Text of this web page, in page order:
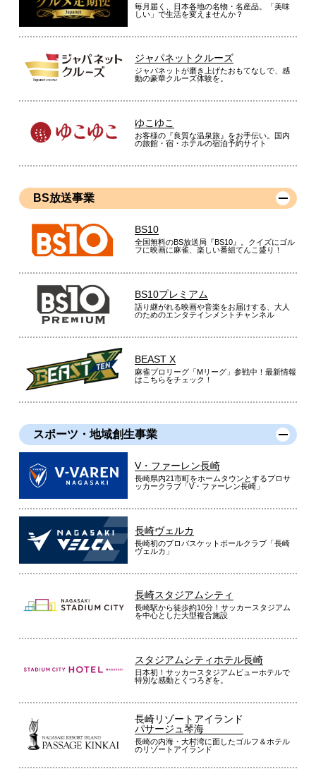
毎月届く、日本各地の名物・名産品。「美味
しい」で生活を変えませんか？
ジャパネットクルーズ
ジャパネットが磨き上げたおもてなしで、感
動の豪華クルーズ体験を。
ゆこゆこ
お客様の『良質な温泉旅』をお手伝い。国内
の旅館・宿・ホテルの宿泊予約サイト
BS放送事業
BS10
全国無料のBS放送局『BS10』。クイズにゴル
フに映画に麻雀、楽しい番組てんこ盛り！
BS10プレミアム
語り継がれる映画や音楽をお届けする、大人
のためのエンタテインメントチャンネル
BEAST X
麻雀プロリーグ「Mリーグ」参戦中！最新情報
はこちらをチェック！
スポーツ・地域創生事業
V・ファーレン長崎
長崎県内21市町をホームタウンとするプロサ
ッカークラブ「V・ファーレン長崎」
長崎ヴェルカ
長崎初のプロバスケットボールクラブ「長崎
ヴェルカ」
長崎スタジアムシティ
長崎駅から徒歩約10分！サッカースタジアム
を中心とした大型複合施設
スタジアムシティホテル長崎
日本初！サッカースタジアムビューホテルで
特別な感動とくつろぎを。
長崎リゾートアイランド
パサージュ琴海
長崎の内海・大村湾に面したゴルフ＆ホテル
のリゾートアイランド